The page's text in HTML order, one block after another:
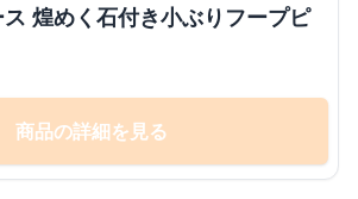
煌めく石付き小ぶりフープピ
商品の詳細を見る